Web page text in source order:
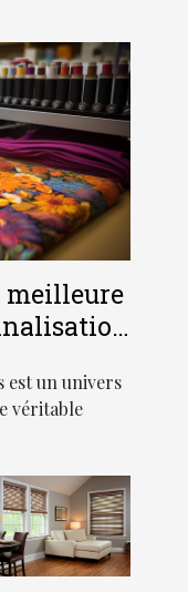
meilleure
est un univers
véritable